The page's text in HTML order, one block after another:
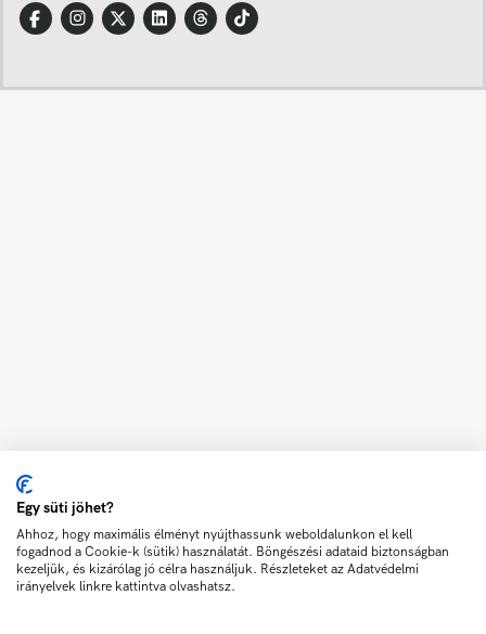
Egy süti jöhet?
Ahhoz, hogy maximális élményt nyújthassunk weboldalunkon el kell
fogadnod a Cookie-k (sütik) használatát. Böngészési adataid biztonságban
kezeljük, és kizárólag jó célra használjuk. Részleteket az Adatvédelmi
irányelvek linkre kattintva olvashatsz.